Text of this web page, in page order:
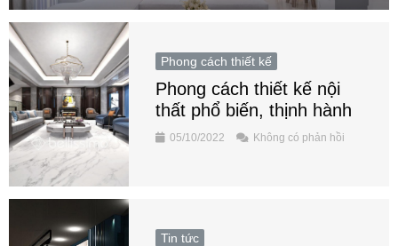
Phong cách thiết kế
Phong cách thiết kế nội
thất phổ biến, thịnh hành
05/10/2022 Không có phản hồi
Tin tức